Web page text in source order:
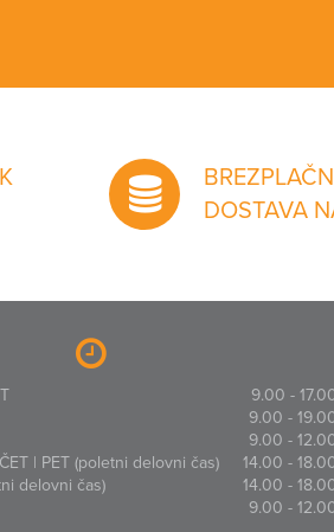
DOSTAVA
9.00 -
9.00 -
9.00 -
| PET (poletni delovni čas)
14.00 -
delovni čas)
14.00 -
9.00 -